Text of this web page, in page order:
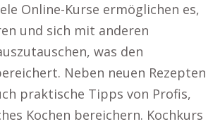
Online-Kurse ermöglichen es,
und sich mit anderen
was den
Neben neuen Rezepten
praktische Tipps von Profis,
Kochen bereichern. Kochkurs